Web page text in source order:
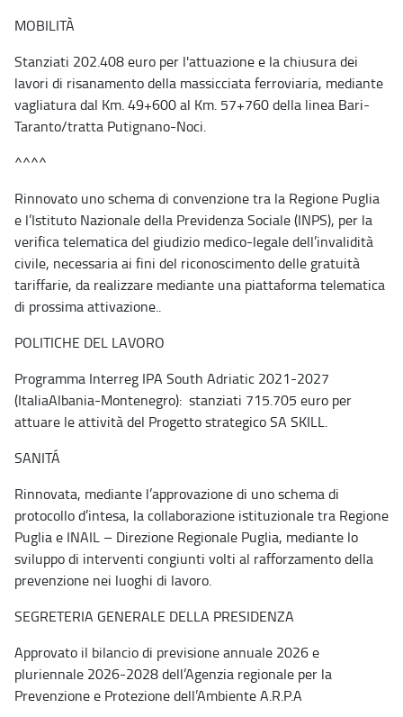
MOBILITÀ
Stanziati 202.408 euro per l'attuazione e la chiusura dei
lavori di risanamento della massicciata ferroviaria, mediante
vagliatura dal Km. 49+600 al Km. 57+760 della linea Bari-
Taranto/tratta Putignano-Noci.
^^^^
Rinnovato uno schema di convenzione tra la Regione Puglia
e l’Istituto Nazionale della Previdenza Sociale (INPS), per la
verifica telematica del giudizio medico-legale dell’invalidità
civile, necessaria ai fini del riconoscimento delle gratuità
tariffarie, da realizzare mediante una piattaforma telematica
di prossima attivazione..
POLITICHE DEL LAVORO
Programma Interreg IPA South Adriatic 2021-2027
(ItaliaAlbania-Montenegro): stanziati 715.705 euro per
attuare le attività del Progetto strategico SA SKILL.
SANITÁ
Rinnovata, mediante l’approvazione di uno schema di
protocollo d’intesa, la collaborazione istituzionale tra Regione
Puglia e INAIL – Direzione Regionale Puglia, mediante lo
sviluppo di interventi congiunti volti al rafforzamento della
prevenzione nei luoghi di lavoro.
SEGRETERIA GENERALE DELLA PRESIDENZA
Approvato il bilancio di previsione annuale 2026 e
pluriennale 2026-2028 dell’Agenzia regionale per la
Prevenzione e Protezione dell’Ambiente A.R.P.A